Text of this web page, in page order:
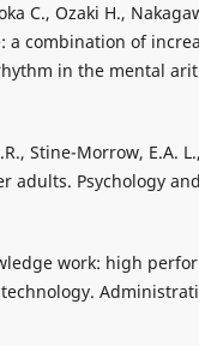
C., Ozaki H.,
a combination of
in the mental
Stine-Morrow, E.A.
adults. Psychology
work: high